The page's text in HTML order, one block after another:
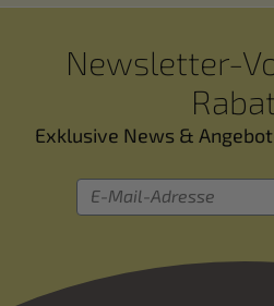
Newsletter-
Exklusive News &
E-Mail-Adresse